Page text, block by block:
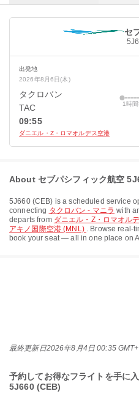
セ
出発地
2026年8月6日(木)
タクロバン
TAC
09:55
ダニエル・Z・ロマオルデス空港
1時
About セブパシフィック航空
5J660(CEB) is a scheduled service
connecting タクロバン - マニラ with
departs from ダニエル・Z・ロマオル
アキノ国際空港 (MNL) . Browse real-
book your seat — all in one place on
最終更新日2026年8月4日 00:35
予約してお得なフライトを手に
5J660 (CEB)